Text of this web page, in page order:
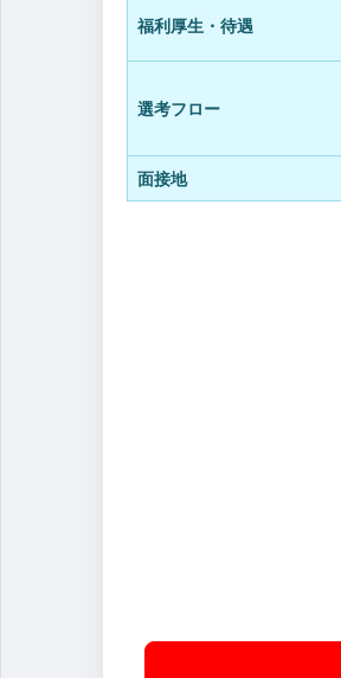
福利厚生・待遇
選考フロー
面接地